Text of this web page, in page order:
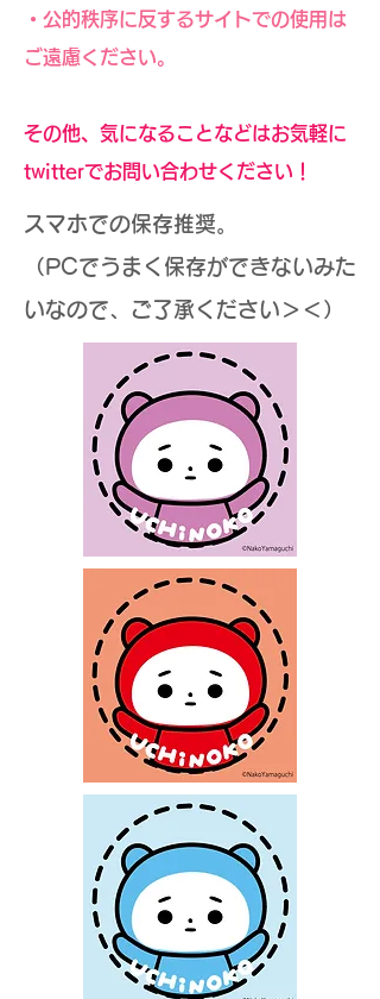
・公的秩序に反するサイトでの使用は
ご遠慮ください。
その他、気になることなどはお気軽に
twitterでお問い合わせください！
スマホでの保存推奨。
（PCでうまく保存ができないみた
いなので、ご了承ください＞＜）